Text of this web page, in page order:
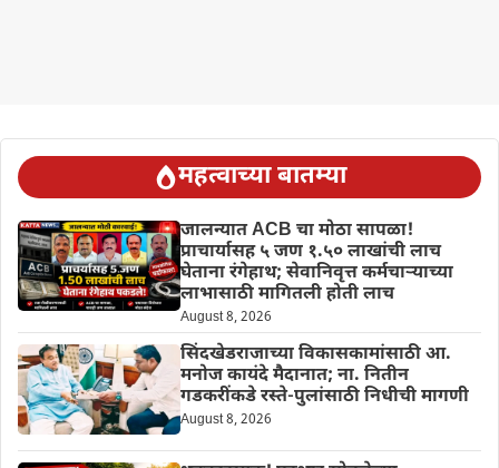
महत्वाच्या बातम्या
जालन्यात ACB चा मोठा सापळा!
प्राचार्यासह ५ जण १.५० लाखांची लाच
घेताना रंगेहाथ; सेवानिवृत्त कर्मचाऱ्याच्या
लाभासाठी मागितली होती लाच
August 8, 2026
सिंदखेडराजाच्या विकासकामांसाठी आ.
मनोज कायंदे मैदानात; ना. नितीन
गडकरींकडे रस्ते-पुलांसाठी निधीची मागणी
August 8, 2026